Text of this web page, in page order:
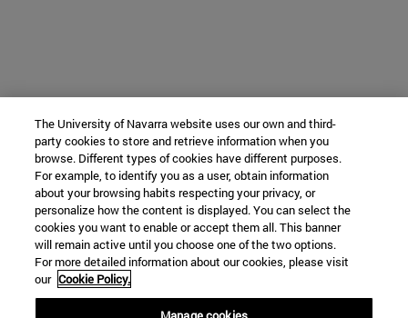
The University of Navarra website uses our own and third-
party cookies to store and retrieve information when you
browse. Different types of cookies have different purposes.
For example, to identify you as a user, obtain information
about your browsing habits respecting your privacy, or
personalize how the content is displayed. You can select the
cookies you want to enable or accept them all. This banner
will remain active until you choose one of the two options.
For more detailed information about our cookies, please visit
our Cookie Policy.